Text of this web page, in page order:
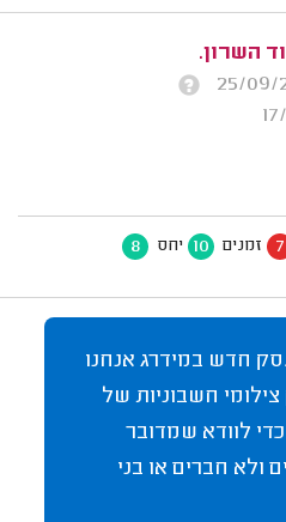
השרון.
7 זמנים 10 יחס 8
חדש במידרג אנחנו
חשבוניות של
לוודא שמדובר
ולא חברים או בני